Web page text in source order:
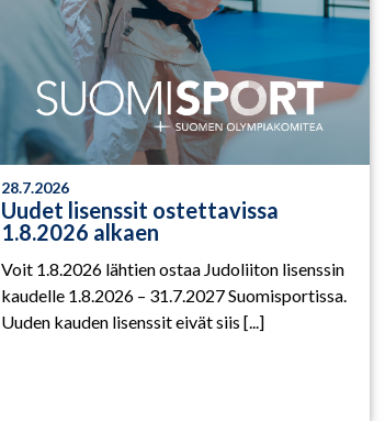
28.7.2026
Uudet lisenssit ostettavissa
1.8.2026 alkaen
Voit 1.8.2026 lähtien ostaa Judoliiton lisenssin
kaudelle 1.8.2026 – 31.7.2027 Suomisportissa.
Uuden kauden lisenssit eivät siis [...]